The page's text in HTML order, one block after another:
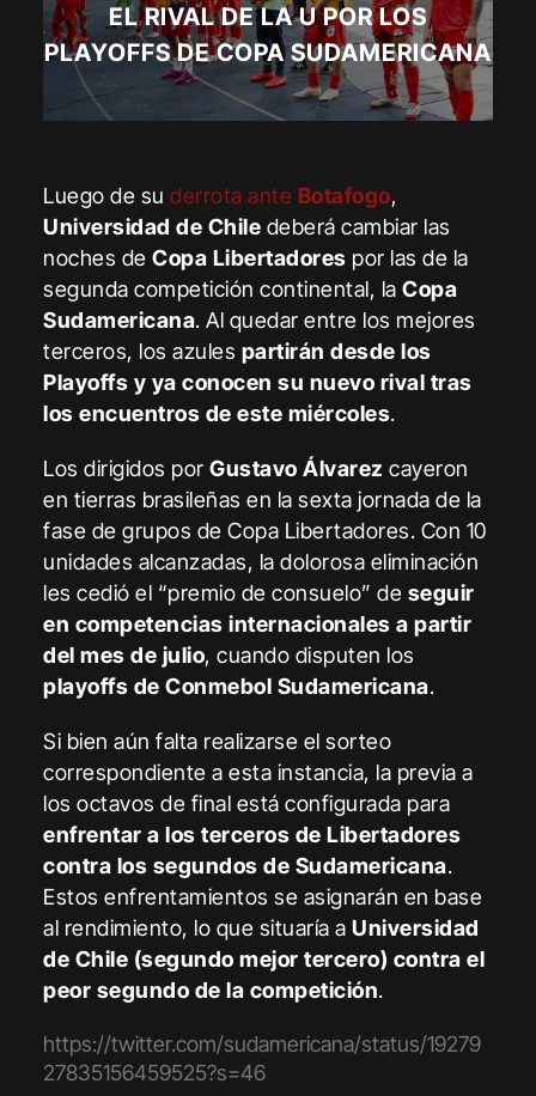
EL RIVAL DE LA U POR LOS
PLAYOFFS DE COPA SUDAMERICANA
Luego de suderrota ante Botafogo,
Universidad de Chile deberá cambiar las
noches deCopa Libertadores por las de la
segunda competición continental, laCopa
Sudamericana. Al quedar entre los mejores
terceros, los azules partirán desde los
Playoffs y ya conocen su nuevo rival tras
los encuentros de este miércoles.
Los dirigidos porGustavo Álvarezcayeron
en tierras brasileñas en la sexta jornada de la
fase de grupos de Copa Libertadores. Con 10
unidades alcanzadas, la dolorosa eliminación
les cedió el “premio de consuelo” de seguir
en competencias internacionales a partir
del mes de julio, cuando disputen los
playoffs de Conmebol Sudamericana.
Si bien aún falta realizarse el sorteo
correspondiente a esta instancia, la previa a
los octavos de final está configurada para
enfrentar a los terceros de Libertadores
contra los segundos de Sudamericana.
Estos enfrentamientos se asignarán en base
al rendimiento, lo que situaría aUniversidad
de Chile (segundo mejor tercero) contra el
peor segundo de la competición.
https://twitter.com/sudamericana/status/19279
27835156459525?s=46